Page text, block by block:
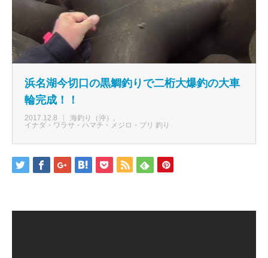
浜名湖今切口の黒鯛釣りで二桁大爆釣の大車
輪完成！！
2017.12.8
海釣り（沖）
イナダ・ワラサ・ハマチ・メジロ・ブリ 釣り